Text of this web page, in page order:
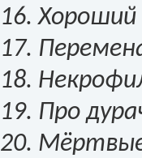
16.
17.
18.
19. Про
20.